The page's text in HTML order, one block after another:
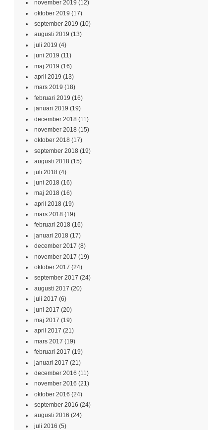
november 2019 (12)
oktober 2019 (17)
september 2019 (10)
augusti 2019 (13)
juli 2019 (4)
juni 2019 (11)
maj 2019 (16)
april 2019 (13)
mars 2019 (18)
februari 2019 (16)
januari 2019 (19)
december 2018 (11)
november 2018 (15)
oktober 2018 (17)
september 2018 (19)
augusti 2018 (15)
juli 2018 (4)
juni 2018 (16)
maj 2018 (16)
april 2018 (19)
mars 2018 (19)
februari 2018 (16)
januari 2018 (17)
december 2017 (8)
november 2017 (19)
oktober 2017 (24)
september 2017 (24)
augusti 2017 (20)
juli 2017 (6)
juni 2017 (20)
maj 2017 (19)
april 2017 (21)
mars 2017 (19)
februari 2017 (19)
januari 2017 (21)
december 2016 (11)
november 2016 (21)
oktober 2016 (24)
september 2016 (24)
augusti 2016 (24)
juli 2016 (5)